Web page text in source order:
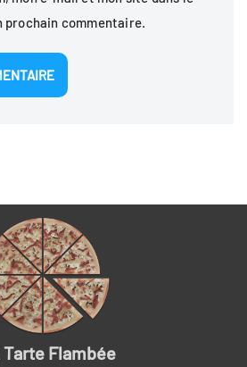
prochain commentaire.
Tarte Flambée